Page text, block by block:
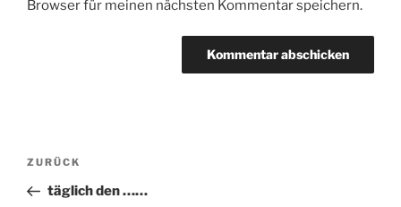
Browser für meinen nächsten Kommentar speichern.
Beitragsnavigation
Vorheriger
Beitrag
ZURÜCK
täglich den ……